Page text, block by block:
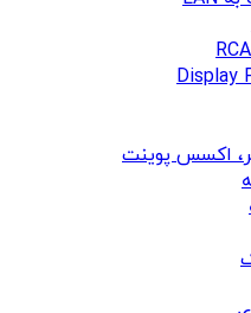
اکسس پوینت